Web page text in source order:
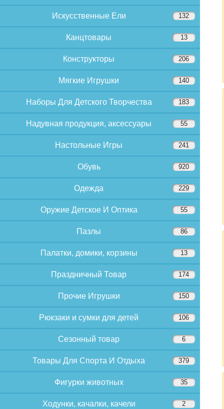
Искусственные Ели 132
Канцтовары 13
Конструкторы 206
Мягкие Игрушки 140
Наборы Для Детского Творчества 183
Надувная продукция, аксессуары 55
Настольные Игры 241
Обувь 920
Одежда 229
Оружие Детское И Оптика 55
Пазлы 86
Палатки, домики, корзины 13
Праздничный Товар 174
Прочие Игрушки 150
Рюкзаки и сумки для детей 106
Сезонный товар 6
Товары Для Спорта И Отдыха 379
Фигурки животных 35
Ходунки, качалки, качели 2